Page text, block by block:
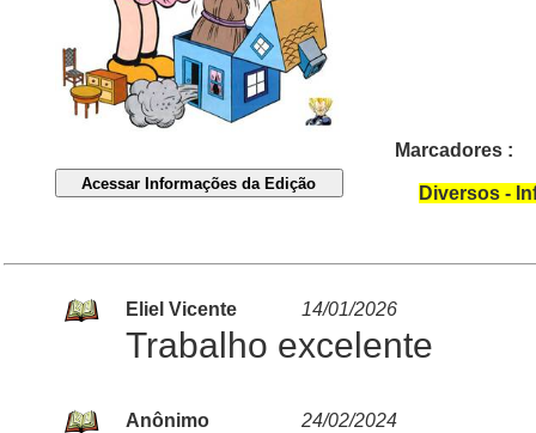
Marcadores :
Diversos -
Eliel Vicente 14/01/2026
Trabalho excelente
Anônimo 24/02/2024